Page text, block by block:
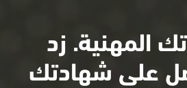
المهنية. زد
على شهادتك